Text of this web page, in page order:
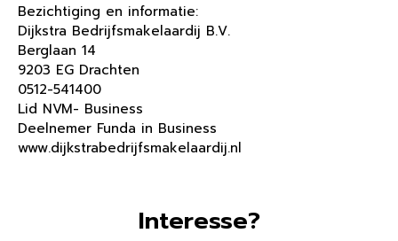
Bezichtiging en informatie:
Dijkstra Bedrijfsmakelaardij B.V.
Berglaan 14
9203 EG Drachten
0512-541400
Lid NVM- Business
Deelnemer Funda in Business
www.dijkstrabedrijfsmakelaardij.nl
Interesse?